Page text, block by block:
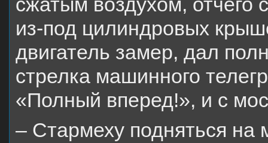
из-под цилиндровых
двигатель замер, дал
стрелка машинного
«Полный вперед!», и с
– Стармеху подняться на